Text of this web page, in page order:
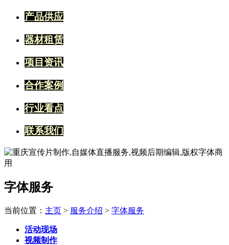
产品供应
器材租赁
项目资讯
合作案例
行业看点
联系我们
字体服务
当前位置： 主页 > 服务介绍 > 字体服务
活动现场
视频制作